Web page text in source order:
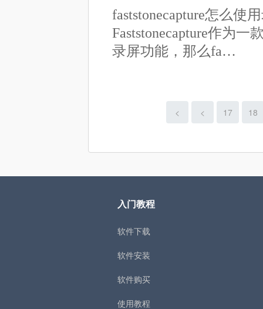
faststonecapture怎么使
Faststonecapture作为
录屏功能，那么fa…
< < 17 18
入门教程
软件下载
软件安装
软件购买
使用教程